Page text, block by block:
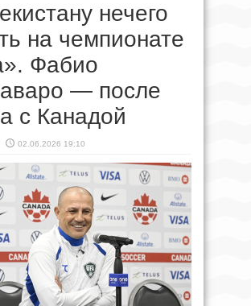
нечего
на чемпионате
Фабио
— после
с Канадой
02.06.2026 19:10